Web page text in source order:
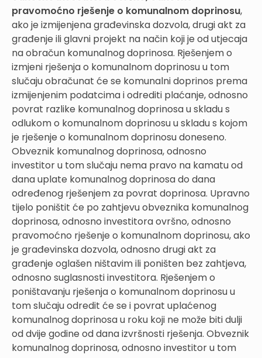
pravomoćno rješenje o komunalnom doprinosu,
ako je izmijenjena građevinska dozvola, drugi akt za
građenje ili glavni projekt na način koji je od utjecaja
na obračun komunalnog doprinosa. Rješenjem o
izmjeni rješenja o komunalnom doprinosu u tom
slučaju obračunat će se komunalni doprinos prema
izmijenjenim podatcima i odrediti plaćanje, odnosno
povrat razlike komunalnog doprinosa u skladu s
odlukom o komunalnom doprinosu u skladu s kojom
je rješenje o komunalnom doprinosu doneseno.
Obveznik komunalnog doprinosa, odnosno
investitor u tom slučaju nema pravo na kamatu od
dana uplate komunalnog doprinosa do dana
određenog rješenjem za povrat doprinosa. Upravno
tijelo poništit će po zahtjevu obveznika komunalnog
doprinosa, odnosno investitora ovršno, odnosno
pravomoćno rješenje o komunalnom doprinosu, ako
je građevinska dozvola, odnosno drugi akt za
građenje oglašen ništavim ili poništen bez zahtjeva,
odnosno suglasnosti investitora. Rješenjem o
poništavanju rješenja o komunalnom doprinosu u
tom slučaju odredit će se i povrat uplaćenog
komunalnog doprinosa u roku koji ne može biti dulji
od dvije godine od dana izvršnosti rješenja. Obveznik
komunalnog doprinosa, odnosno investitor u tom